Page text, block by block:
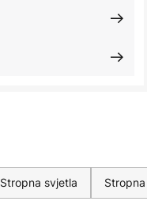
Stropna svjetla